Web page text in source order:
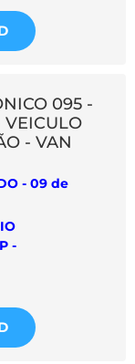
095 -
VEICULO
- VAN
- 09 de
-